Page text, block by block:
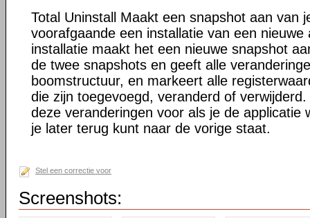
Total Uninstall Maakt een snapshot aan van
voorafgaande een installatie van een nieuwe
installatie maakt het een nieuwe snapshot
de twee snapshots en geeft alle
boomstructuur, en markeert alle
die zijn toegevoegd, veranderd of
deze veranderingen voor als je de applicatie
je later terug kunt naar de vorige staat.
Stel een correctie voor
Screenshots: